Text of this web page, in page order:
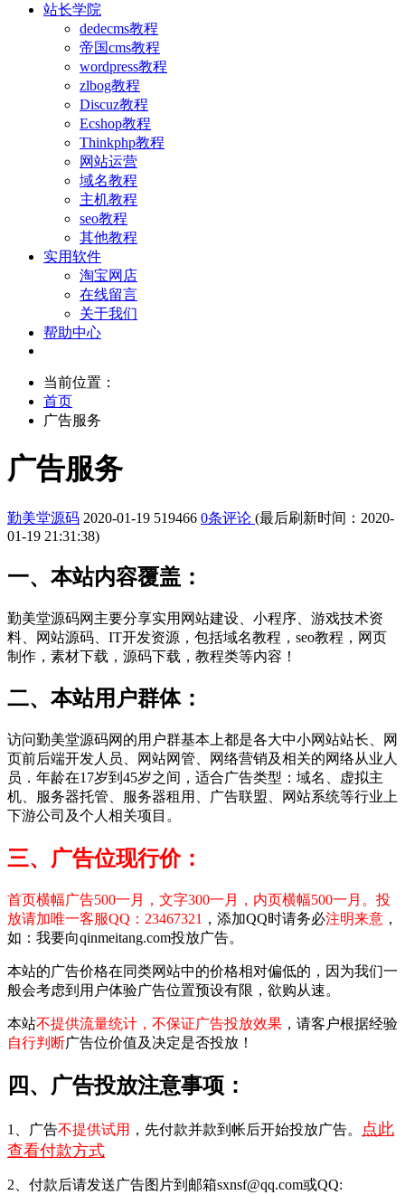
站长学院
dedecms教程
帝国cms教程
wordpress教程
zlbog教程
Discuz教程
Ecshop教程
Thinkphp教程
网站运营
域名教程
主机教程
seo教程
其他教程
实用软件
淘宝网店
在线留言
关于我们
帮助中心
当前位置：
首页
广告服务
广告服务
勤美堂源码 2020-01-19 519466 0条评论 (最后刷新时间：2020-
01-19 21:31:38)
一、本站内容覆盖：
勤美堂源码网主要分享实用网站建设、小程序、游戏技术资
料、网站源码、IT开发资源，包括域名教程，seo教程，网页
制作，素材下载，源码下载，教程类等内容！
二、本站用户群体：
访问勤美堂源码网的用户群基本上都是各大中小网站站长、网
页前后端开发人员、网站网管、网络营销及相关的网络从业人
员．年龄在17岁到45岁之间，适合广告类型：域名、虚拟主
机、服务器托管、服务器租用、广告联盟、网站系统等行业上
下游公司及个人相关项目。
三、广告位现行价：
首页横幅广告500一月，文字300一月，内页横幅500一月。投
放请加唯一客服QQ：23467321 ，添加QQ时请务必注明来意 ，
如：我要向qinmeitang.com投放广告。
本站的广告价格在同类网站中的价格相对偏低的，因为我们一
般会考虑到用户体验广告位置预设有限，欲购从速。
本站不提供流量统计，不保证广告投放效果 ，请客户根据经验
自行判断广告位价值及决定是否投放！
四、广告投放注意事项：
1、广告不提供试用 ，先付款并款到帐后开始投放广告。
点此
查看付款方式
2、付款后请发送广告图片到邮箱sxnsf@qq.com或QQ: